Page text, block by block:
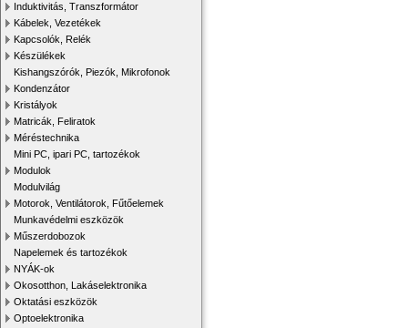
Induktivitás, Transzformátor
Kábelek, Vezetékek
Kapcsolók, Relék
Készülékek
Kishangszórók, Piezók, Mikrofonok
Kondenzátor
Kristályok
Matricák, Feliratok
Méréstechnika
Mini PC, ipari PC, tartozékok
Modulok
Modulvilág
Motorok, Ventilátorok, Fűtőelemek
Munkavédelmi eszközök
Műszerdobozok
Napelemek és tartozékok
NYÁK-ok
Okosotthon, Lakáselektronika
Oktatási eszközök
Optoelektronika